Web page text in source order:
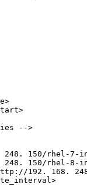
-->
150/rhel-7-
150/rhel-8-
192. 168.